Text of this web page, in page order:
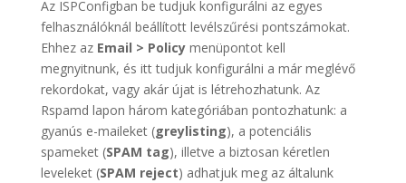
Az ISPConfigban be tudjuk konfigurálni az egyes
felhasználóknál beállított levélszűrési pontszámokat.
Ehhez az Email > Policymenüpontot kell
megnyitnunk, és itt tudjuk konfigurálni a már meglévő
rekordokat, vagy akár újat is létrehozhatunk. Az
Rspamd lapon három kategóriában pontozhatunk: a
gyanús e-maileket (greylisting), a potenciális
spameket (SPAM tag), illetve a biztosan kéretlen
leveleket (SPAM reject) adhatjuk meg az általunk